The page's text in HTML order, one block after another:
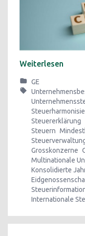
Weiterlesen
GE
Steuererklärung
Steuern
Grosskonzerne
Multinationale
Konsolidierte
Internationale